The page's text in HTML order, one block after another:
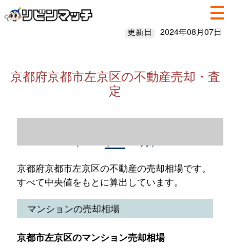
更新日 2024年08月07日
京都府京都市左京区の不動産売却・査
定
京都府京都市左京区の不動産の売却相場です。
すべて中央値をもとに算出しています。
マンションの売却相場
京都市左京区のマンション売却相場